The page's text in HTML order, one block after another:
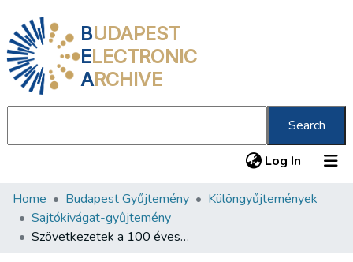
BUDAPEST
ELECTRONIC
ARCHIVE
Search
Log In (current)
Communities & Collections
All of DSpace
Home Budapest Gyűjtemény
Különgyűjtemények
Sajtókivágat-gyűjtemény
Szövetkezetek a 100 éves Budapesten